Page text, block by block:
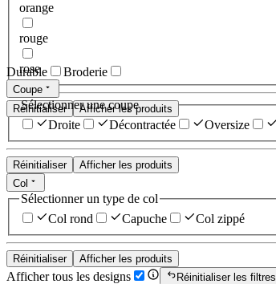
orange
rouge
rose
Réinitialiser Afficher les produits
Durable Broderie
Coupe
Sélectionner une coupe
Droite
Décontractée Oversize
Réinitialiser
Afficher les produits
Col
Sélectionner un type de col
Col rond
Capuche Col zippé
Réinitialiser Afficher les produits
Afficher tous les designs
Réinitialiser les filtres